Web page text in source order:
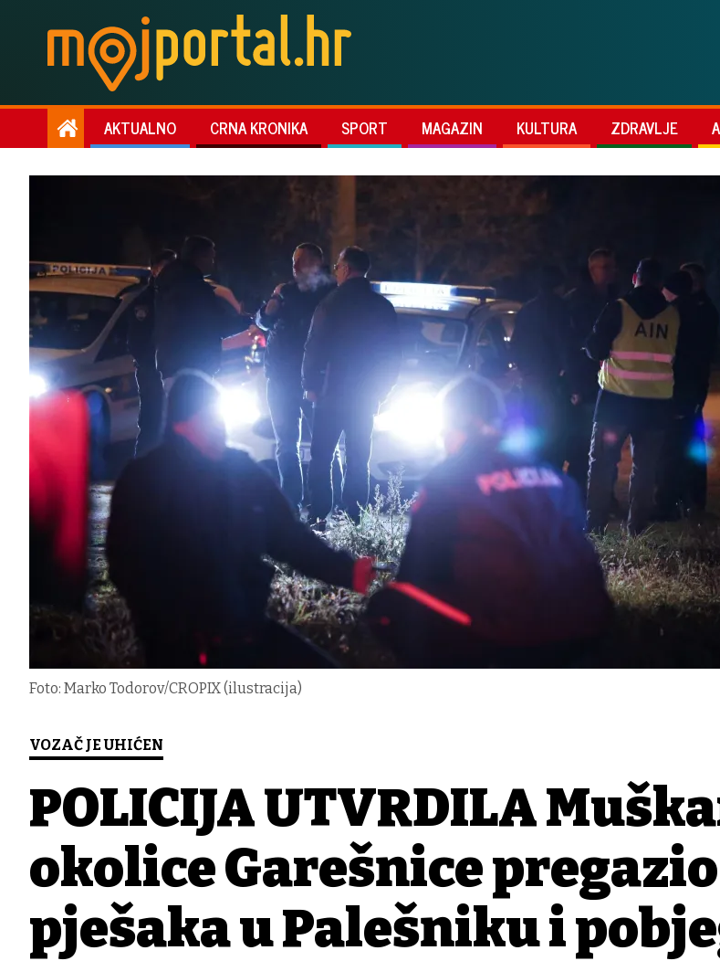
AKTUALNO CRNA KRONIKA SPORT MAGAZIN KULTURA ZDRAVLJE
Foto: Marko Todorov/CROPIX (ilustracija)
VOZAČ JE UHIĆEN
POLICIJA UTVRDILA
okolice Garešnice pregazio
pješaka u Palešniku i